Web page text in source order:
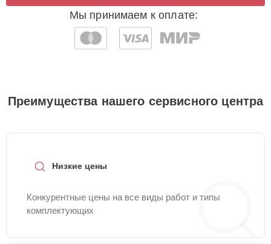
Мы принимаем к оплате:
Преимущества нашего сервисного центра
Низкие цены
Конкурентные цены на все виды работ и типы
комплектующих